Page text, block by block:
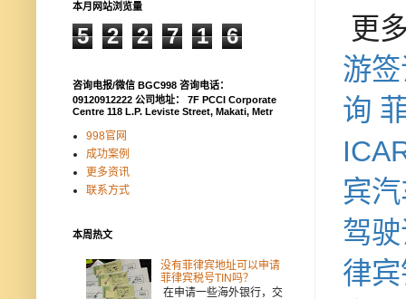
更
游
询
宾
驾
律
本月网站浏览量
5 2 2 7 1 6
咨询电报/微信 BGC998 咨询电话：
09120912222 公司地址： 7F PCCI Corporate
Centre 118 L.P. Leviste Street, Makati, Metr
998官网
成功案例
更多资讯
联系方式
本周热文
没有菲律宾地址可以申请
菲律宾税号TIN吗？
在申请一些海外银行，交